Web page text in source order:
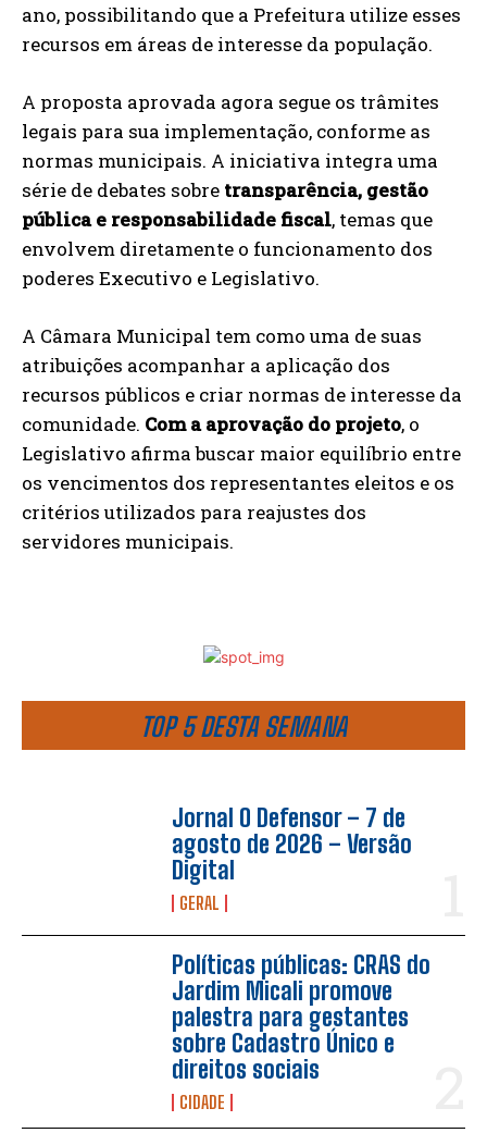
TOP 5 DESTA SEMANA
Jornal O Defensor – 7 de
agosto de 2026 – Versão
Digital
GERAL
Políticas públicas: CRAS do
Jardim Micali promove
palestra para gestantes
sobre Cadastro Único e
direitos sociais
CIDADE
ano, possibilitando que a Prefeitura utilize esses
recursos em áreas de interesse da população.
A proposta aprovada agora segue os trâmites
legais para sua implementação, conforme as
normas municipais. A iniciativa integra uma
série de debates sobre transparência, gestão
pública e responsabilidade fiscal, temas que
envolvem diretamente o funcionamento dos
poderes Executivo e Legislativo.
A Câmara Municipal tem como uma de suas
atribuições acompanhar a aplicação dos
recursos públicos e criar normas de interesse da
comunidade. Com a aprovação do projeto, o
Legislativo afirma buscar maior equilíbrio entre
os vencimentos dos representantes eleitos e os
critérios utilizados para reajustes dos
servidores municipais.